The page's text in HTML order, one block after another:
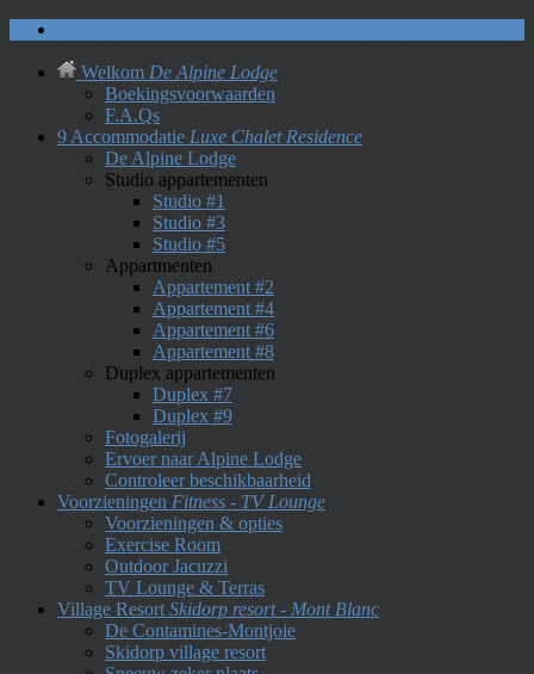
Welkom De Alpine Lodge
Boekingsvoorwaarden
F.A.Qs
9 Accommodatie Luxe Chalet Residence
De Alpine Lodge
Studio appartementen
Studio #1
Studio #3
Studio #5
Appartmenten
Appartement #2
Appartement #4
Appartement #6
Appartement #8
Duplex appartementen
Duplex #7
Duplex #9
Fotogalerij
Ervoer naar Alpine Lodge
Controleer beschikbaarheid
Voorzieningen Fitness - TV Lounge
Voorzieningen & opties
Exercise Room
Outdoor Jacuzzi
TV Lounge & Terras
Village Resort Skidorp resort - Mont Blanc
De Contamines-Montjoie
Skidorp village resort